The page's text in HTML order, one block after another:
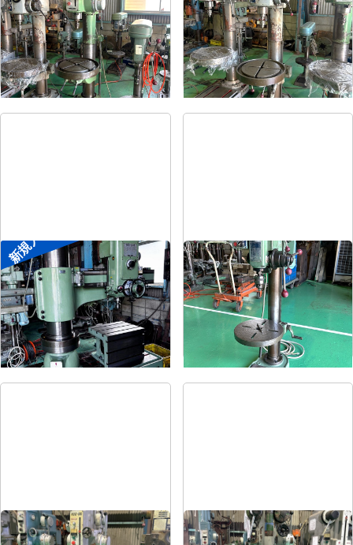
メーカー 森精機
形 式YD2-55
年 式-
メーカー 吉良
形 式 KRTG-540
年 式 -
新規入荷
ラジアルボール盤
メーカー 森精機
形 式 YR3-115
年 式-
卓上ボール盤
メーカー 吉良
形 式KRT-340
式-
直立ボール盤 直立ボール盤